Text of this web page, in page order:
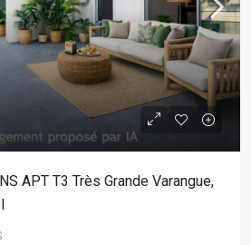
APT T3 Très Grande Varangue,